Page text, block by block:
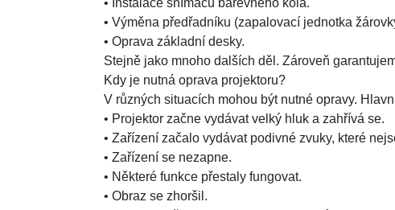
• Výměna předřadníku (zapalovací jednotka
• Oprava základní desky.
Stejně jako mnoho dalších děl. Zároveň
Kdy je nutná oprava projektoru?
V různých situacích mohou být nutné opravy.
• Projektor začne vydávat velký hluk a zahřívá se.
• Zařízení začalo vydávat podivné zvuky, které
• Zařízení se nezapne.
• Některé funkce přestaly fungovat.
• Obraz se zhoršil.